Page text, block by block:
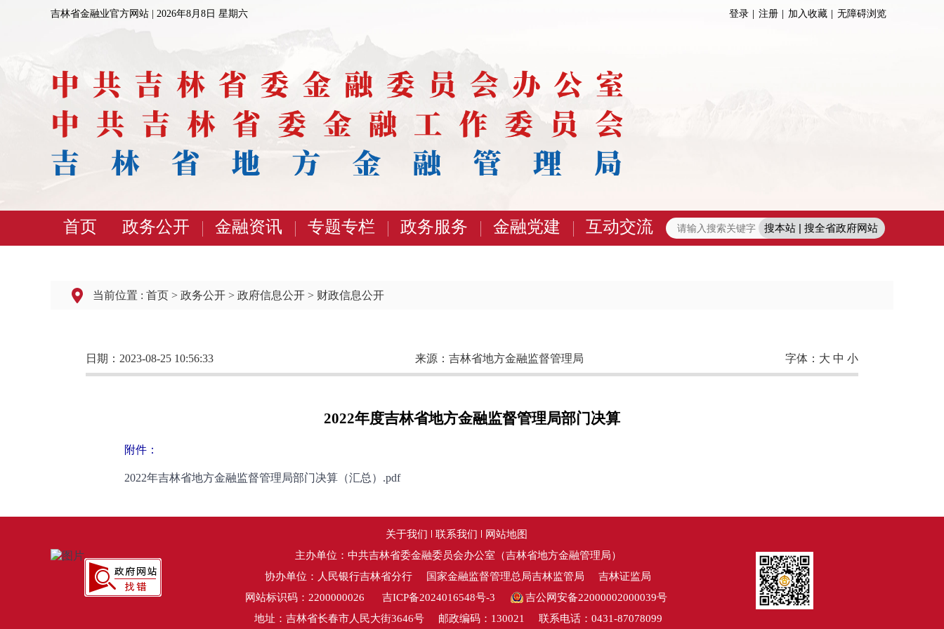
吉林省金融业官方网站 | 2026年8月8日 星期六 登录 注册 加入收藏 无障碍浏览
首页 政务公开 金融资讯 专题专栏 政务服务 金融党建 互动交流
当前位置 : 首页 > 政务公开 > 政府信息公开 > 财政信息公开
日期：2023-08-25 10:56:33 来源： 吉林省地方金融监督管理局 字体： 大 中 小
2022年度吉林省地方金融监督管理局部门决算
附件：
2022年吉林省地方金融监督管理局部门决算（汇总）.pdf
关于我们 联系我们
网站地图
主办单位：中共吉林省委金融委员会办公室（吉林省地方金融管理局）
协办单位：人民银行吉林省分行
国家金融监督管理总局吉林监管局
吉林证监局
网站标识码：2200000026
吉ICP备2024016548号-3
吉公网安备22000002000039号
地址：吉林省长春市人民大街3646号
邮政编码：130021 联系电话：0431-87078099